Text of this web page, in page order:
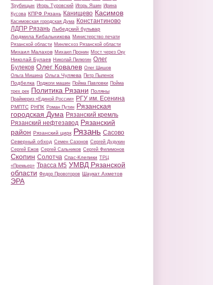
Трубицын Игорь Туровский Игорь Яшин Ирина
Кусова КПРФ Рязань Канищево Касимов
Касимовская городская Дума Константиново
ЛДПР Рязань Лыбедский бульвар
Людмила Кибальникова Министерство печати
Рязанской области Минлесхоз Рязанской области
Михаил Малахов Михаил Пронин Мост через Оку
Николай Булаев Николай Пилюгин Олег
Булеков Олег Ковалев Олег Шишов
Ольга Мишина Ольга Чуляева Петр Пыленок
Подбелка Поджоги машин Пойма Павловки Пойма
трех рек Политика Рязани Поляны
Праймериз «Единой России» РГУ им. Есенина
РМПТС РНПК Роман Путин Рязанская
городская Дума Рязанский кремль
Рязанский нефтезавод Рязанский
район Рязанский цирк Рязань Сасово
Северный обход Семен Сазонов Сергей Дудукин
Сергей Ежов Сергей Сальников Сергей Филимонов
Скопин Солотча Спас-Клепики ТРЦ
«Премьер» Трасса М5 УМВД Рязанской
области Федор Провоторов Шаукат Ахметов
ЭРА